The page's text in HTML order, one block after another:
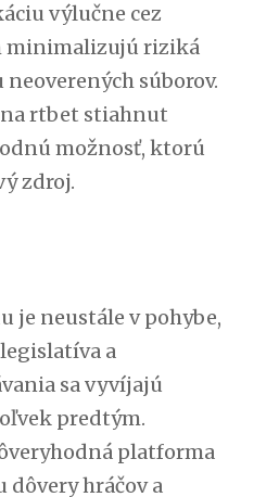
výlučne cez
minimalizujú riziká
súborov.
rtbet stiahnut
možnosť, ktorú
zdroj.
je neustále v pohybe,
a
sa vyvíjajú
predtým.
platforma
hráčov a